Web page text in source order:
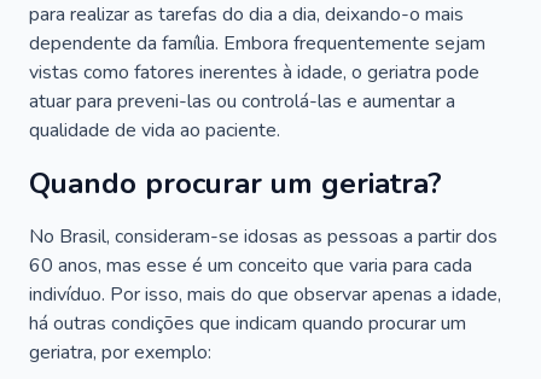
para realizar as tarefas do dia a dia, deixando-o mais
dependente da família. Embora frequentemente sejam
vistas como fatores inerentes à idade, o geriatra pode
atuar para preveni-las ou controlá-las e aumentar a
qualidade de vida ao paciente.
Quando procurar um geriatra?
No Brasil, consideram-se idosas as pessoas a partir dos
60 anos, mas esse é um conceito que varia para cada
indivíduo. Por isso, mais do que observar apenas a idade,
há outras condições que indicam quando procurar um
geriatra, por exemplo: